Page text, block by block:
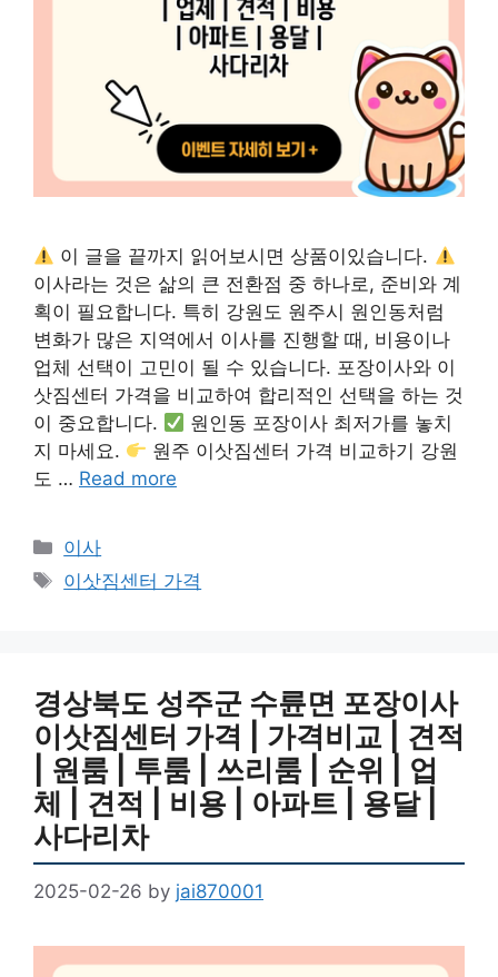
이 글을 끝까지 읽어보시면 상품이있습니다.
이사라는 것은 삶의 큰 전환점 중 하나로, 준비와 계
획이 필요합니다. 특히 강원도 원주시 원인동처럼
변화가 많은 지역에서 이사를 진행할 때, 비용이나
업체 선택이 고민이 될 수 있습니다. 포장이사와 이
삿짐센터 가격을 비교하여 합리적인 선택을 하는 것
이 중요합니다.
원인동 포장이사 최저가를 놓치
지 마세요.
원주 이삿짐센터 가격 비교하기 강원
도 … Read more
Categories
이사
Tags
이삿짐센터 가격
경상북도 성주군 수륜면 포장이사
이삿짐센터 가격 | 가격비교 | 견적
| 원룸 | 투룸 | 쓰리룸 | 순위 | 업
체 | 견적 | 비용 | 아파트 | 용달 |
사다리차
2025-02-26 by jai870001